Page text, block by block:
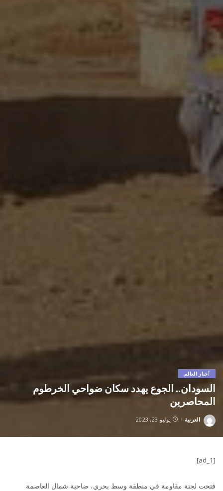
أخبار العالم
السودان.. الجوع يهدد سكان ضواحي الخرطوم
المحاصرين
Posted
العربية يوليو 23, 2023
[ad_1]
فتحت لجنة مقاومة في منطقة وسط بحري، ضاحية شمال العاصمة